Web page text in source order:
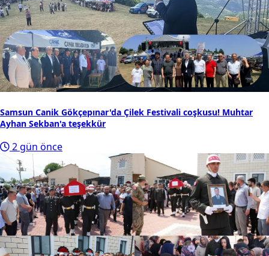
Samsun Canik Gökçepınar'da Çilek Festivali coşkusu! Muhtar
Ayhan Sekban'a teşekkür
2 gün önce